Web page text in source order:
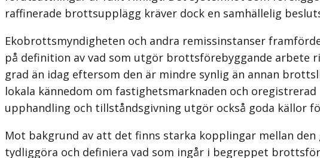
raffinerade brottsupplägg kräver dock en samhällelig
Ekobrottsmyndigheten och andra remissinstanser
på definition av vad som utgör brottsförebyggande
grad än idag eftersom den är mindre synlig än annan
lokala kännedom om fastighetsmarknaden och
upphandling och tillståndsgivning utgör också goda källor
Mot bakgrund av att det finns starka kopplingar mellan
tydliggöra och definiera vad som ingår i begreppet